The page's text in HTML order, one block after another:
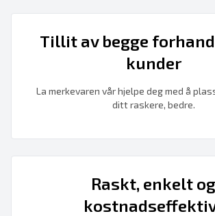
Tillit av begge
kunder
La merkevaren vår hjelpe deg med å
ditt raskere, bedre.
Raskt, enkelt og